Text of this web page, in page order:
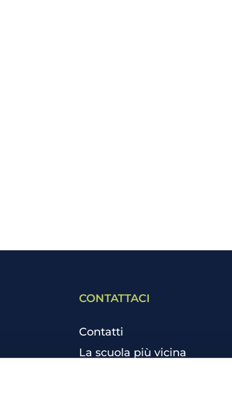
CONTATTACI
Contatti
La scuola più vicina